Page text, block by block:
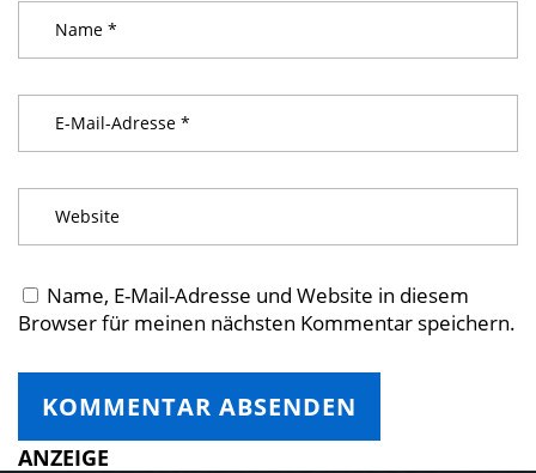
Name, E-Mail-Adresse und Website in diesem
Browser für meinen nächsten Kommentar speichern.
ANZEIGE